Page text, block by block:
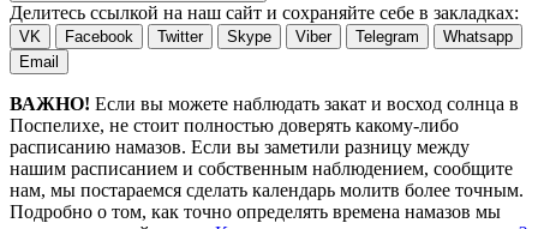
Делитесь ссылкой на наш сайт и сохраняйте себе в закладках:
VK Facebook Twitter Skype Viber Telegram
Whatsapp
Email
ВАЖНО! Если вы можете наблюдать закат и восход солнца в
Поспелихе, не стоит полностью доверять какому-либо
расписанию намазов. Если вы заметили разницу между
нашим расписанием и собственным наблюдением, сообщите
нам, мы постараемся сделать календарь молитв более точным.
Подробно о том, как точно определять времена намазов мы